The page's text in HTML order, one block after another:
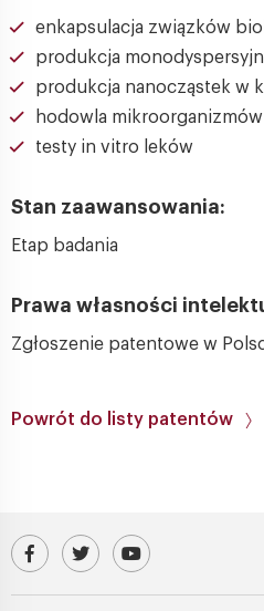
enkapsulacja związków
produkcja
produkcja nanocząstek w
hodowla
testy in vitro leków
Stan zaawansowania:
Etap badania
Prawa własności
Zgłoszenie patentowe w
Powrót do listy patentów
Odwiedź nasz profil na
Profil IChF PAN na
Kanał IChF